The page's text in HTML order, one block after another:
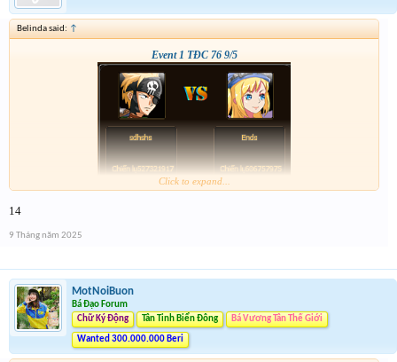
Belinda said: ↑
Event 1 TĐC 76 9/5
Click to expand...
14
9 Tháng năm 2025
MotNoiBuon
Bá Đạo Forum
Chữ Ký Động
Tân Tinh Biển Đông Bá Vương Tân Thế Giới
Wanted 300.000.000 Beri